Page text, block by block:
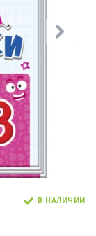
В НАЛИЧИИ